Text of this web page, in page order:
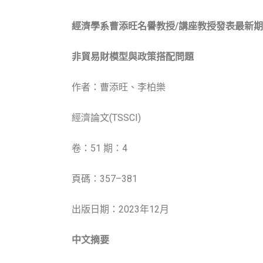
經濟學系曹添旺名譽教授/講座教授發表最新
非貿易財模型與政策搭配問題
作者：曹添旺、李柏樂
經濟論文(TSSCI)
卷：51 期：4
頁碼：357–381
出版日期：2023年12月
中文摘要